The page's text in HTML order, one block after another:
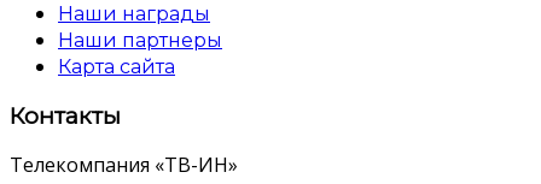
Наши награды
Наши партнеры
Карта сайта
Контакты
Телекомпания «ТВ-ИН»